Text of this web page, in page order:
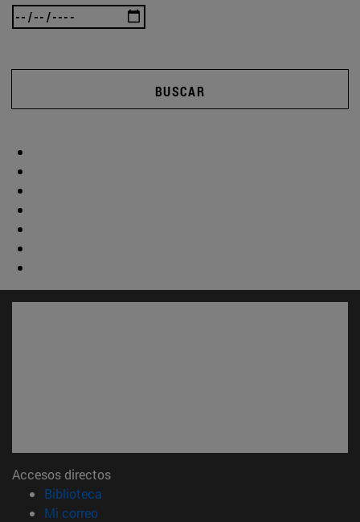
BUSCAR
Accesos directos
Biblioteca
Mi correo(abre en nueva ventana)